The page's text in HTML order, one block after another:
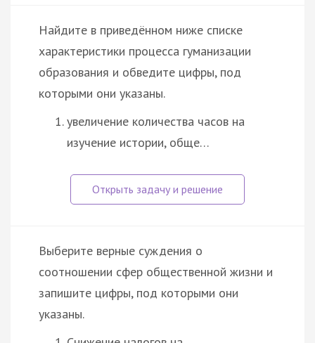
Найдите в приведённом ниже списке
характеристики процесса гуманизации
образования и обведите цифры, под
которыми они указаны.
увеличение количества часов на
изучение истории, обще…
Выберите верные суждения о
соотношении сфер общественной жизни и
запишите цифры, под которыми они
указаны.